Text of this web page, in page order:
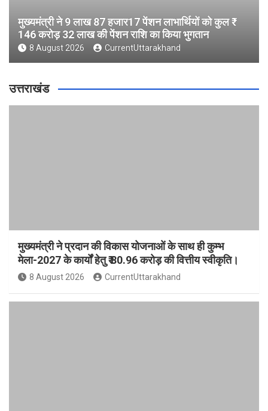
मुख्यमंत्री ने 9 लाख 87 हजार17 पेंशन लाभार्थियों को कुल ₹
146 करोड़ 32 लाख की पेंशन राशि का किया भुगतान
8 August 2026 CurrentUttarakhand
उत्तराखंड
मुख्यमंत्री ने प्रदान की विकास योजनाओं के साथ ही कुम्भ
मेला-2027 के कार्यों हेतु ₹ 80.96 करोड़ की वित्तीय स्वीकृति।
8 August 2026 CurrentUttarakhand